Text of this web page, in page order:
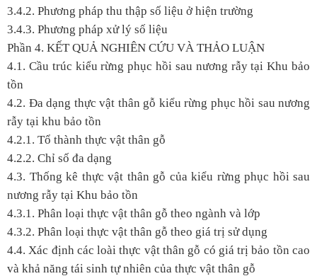
3.4.2. Phương pháp thu thập số liệu ở hiện trường
3.4.3. Phương pháp xử lý số liệu
Phần 4. KẾT QUẢ NGHIÊN CỨU VÀ THẢO LUẬN
4.1. Cầu trúc kiểu rừng phục hồi sau nương rẫy tại Khu bảo
tồn
4.2. Đa dạng thực vật thân gỗ kiểu rừng phục hồi sau nương
rẫy tại khu bảo tồn
4.2.1. Tổ thành thực vật thân gỗ
4.2.2. Chỉ số đa dạng
4.3. Thống kê thực vật thân gỗ của kiểu rừng phục hồi sau
nương rẫy tại Khu bảo tồn
4.3.1. Phân loại thực vật thân gỗ theo ngành và lớp
4.3.2. Phân loại thực vật thân gỗ theo giá trị sử dụng
4.4. Xác định các loài thực vật thân gỗ có giá trị bảo tồn cao
và khả năng tái sinh tự nhiên của thực vật thân gỗ